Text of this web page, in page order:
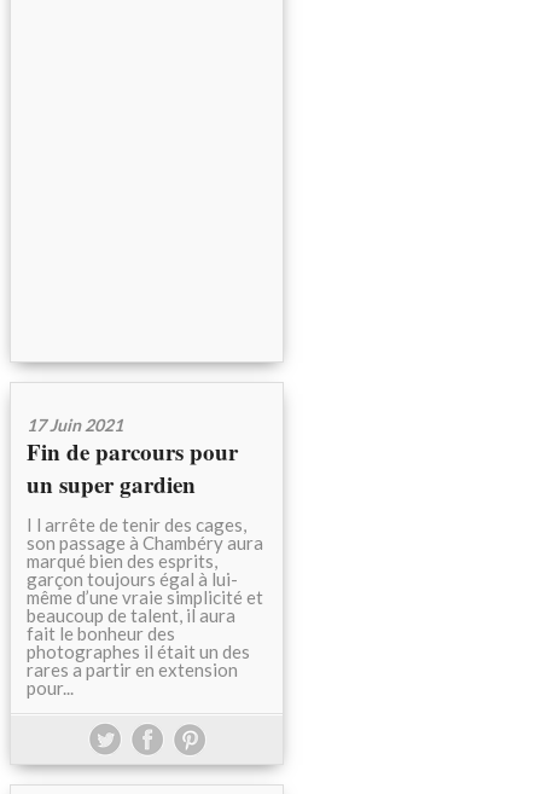
17 Juin 2021
Fin de parcours pour
un super gardien
I l arrête de tenir des cages,
son passage à Chambéry aura
marqué bien des esprits,
garçon toujours égal à lui-
même d’une vraie simplicité et
beaucoup de talent, il aura
fait le bonheur des
photographes il était un des
rares a partir en extension
pour...